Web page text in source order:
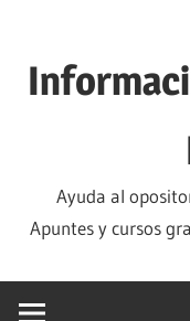
contenido
Ayuda al
Apuntes y cursos